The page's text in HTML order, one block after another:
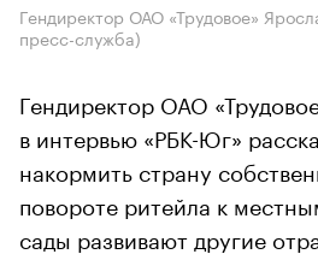
Гендиректор ОАО «Трудовое»
пресс-служба)
Гендиректор ОАО
в интервью «РБК-Юг»
накормить страну
повороте ритейла к
сады развивают другие